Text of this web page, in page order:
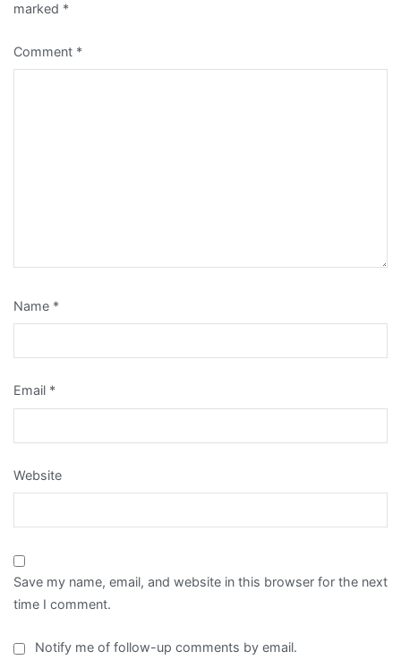
marked *
Comment *
Name *
Email *
Website
Save my name, email, and website in this browser for the next
time I comment.
Notify me of follow-up comments by email.